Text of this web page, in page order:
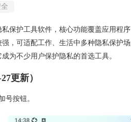
保护工具软件，核心功能覆盖应用程
，可适配工作、生活中多种隐私保护
为不少用户保护隐私的首选工具。
更新）
号按钮。